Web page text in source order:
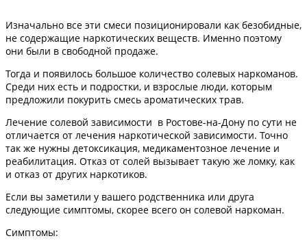
Изначально все эти смеси позиционировали как безобидные,
не содержащие наркотических веществ. Именно поэтому
они были в свободной продаже.
Тогда и появилось большое количество солевых наркоманов.
Среди них есть и подростки, и взрослые люди, которым
предложили покурить смесь ароматических трав.
Лечение солевой зависимости в Ростове-на-Дону по сути не
отличается от лечения наркотической зависимости. Точно
так же нужны детоксикация, медикаментозное лечение и
реабилитация. Отказ от солей вызывает такую же ломку, как
и отказ от других наркотиков.
Если вы заметили у вашего родственника или друга
следующие симптомы, скорее всего он солевой наркоман.
Симптомы: